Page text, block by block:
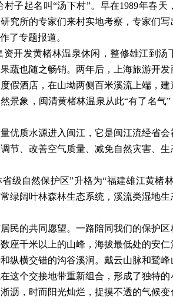
子起名叫“汤下村”。早在1989年春
究所的专家们来村实地考察，专家们
了专题报道。
资开发黄楮林温泉休闲，整修雄江到汤
蔬也随之畅销。两年后，上海旅游开
假酒店，在山坳两侧百米溪流上端，
景象，闽清黄楮林温泉从此“有了名气
质水源进入闽江，它是闽江流经省会
节、改善空气质量、减免自然灾害、
级自然保护区”升格为“福建雄江黄楮
绿阔叶林森林生态系统，溪流类湿地
的共同愿望。一路陪同我们的保护区
座千米以上的山峰，海拔最低处的安
纵横交错的沟谷溪涧。戴云山脉和鹫
这个交接地带重新组合，形成了独特
沥，时而阳光灿烂，捉摸不透的气候